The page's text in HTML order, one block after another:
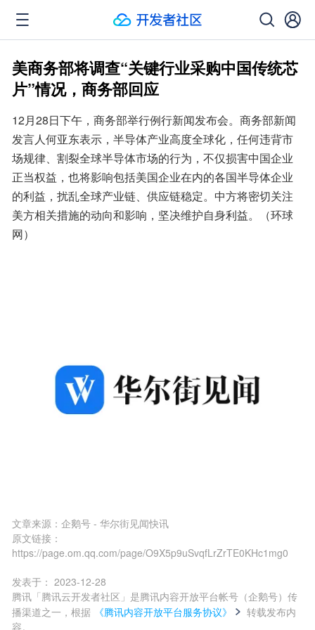
美商务部将调查“关键行业采购中国传统芯
片”情况，商务部回应
12月28日下午，商务部举行例行新闻发布会。商务部新闻
发言人何亚东表示，半导体产业高度全球化，任何违背市
场规律、割裂全球半导体市场的行为，不仅损害中国企业
正当权益，也将影响包括美国企业在内的各国半导体企业
的利益，扰乱全球产业链、供应链稳定。中方将密切关注
美方相关措施的动向和影响，坚决维护自身利益。（环球
网）
文章来源： 企鹅号 - 华尔街见闻快讯
原文链接：
https://page.om.qq.com/page/O9X5p9uSvqfLrZrTE0KHc1mg0
发表于： 2023-12-28
腾讯「腾讯云开发者社区」是腾讯内容开放平台帐号（企鹅号）传
播渠道之一，根据
《腾讯内容开放平台服务协议》
转载发布内
容。